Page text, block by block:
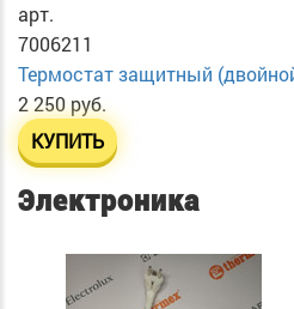
арт.
7006211
Термостат защитный
2 250 руб.
КУПИТЬ
Электроника